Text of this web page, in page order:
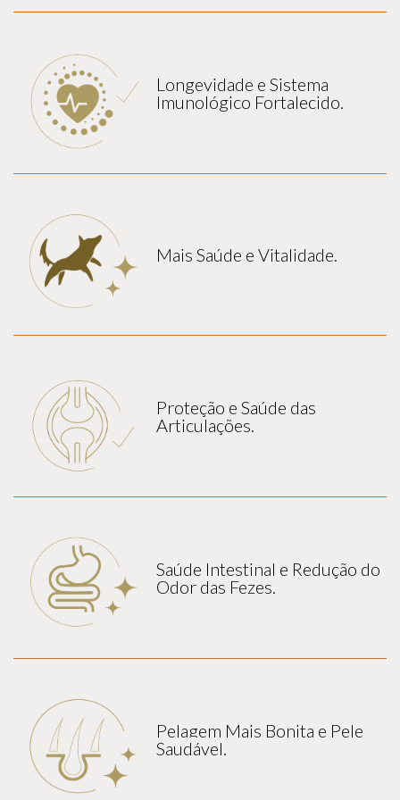
Longevidade e Sistema
Imunológico Fortalecido.
Mais Saúde e Vitalidade.
Proteção e Saúde das
Articulações.
Saúde Intestinal e Redução do
Odor das Fezes.
Pelagem Mais Bonita e Pele
Saudável.